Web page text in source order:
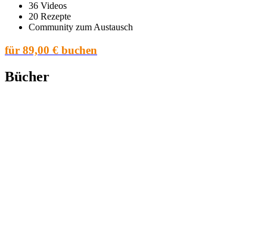
36 Vide­os
20 Rezep­te
Com­mu­ni­ty zum Austausch
für 89,00 € buchen
Bücher